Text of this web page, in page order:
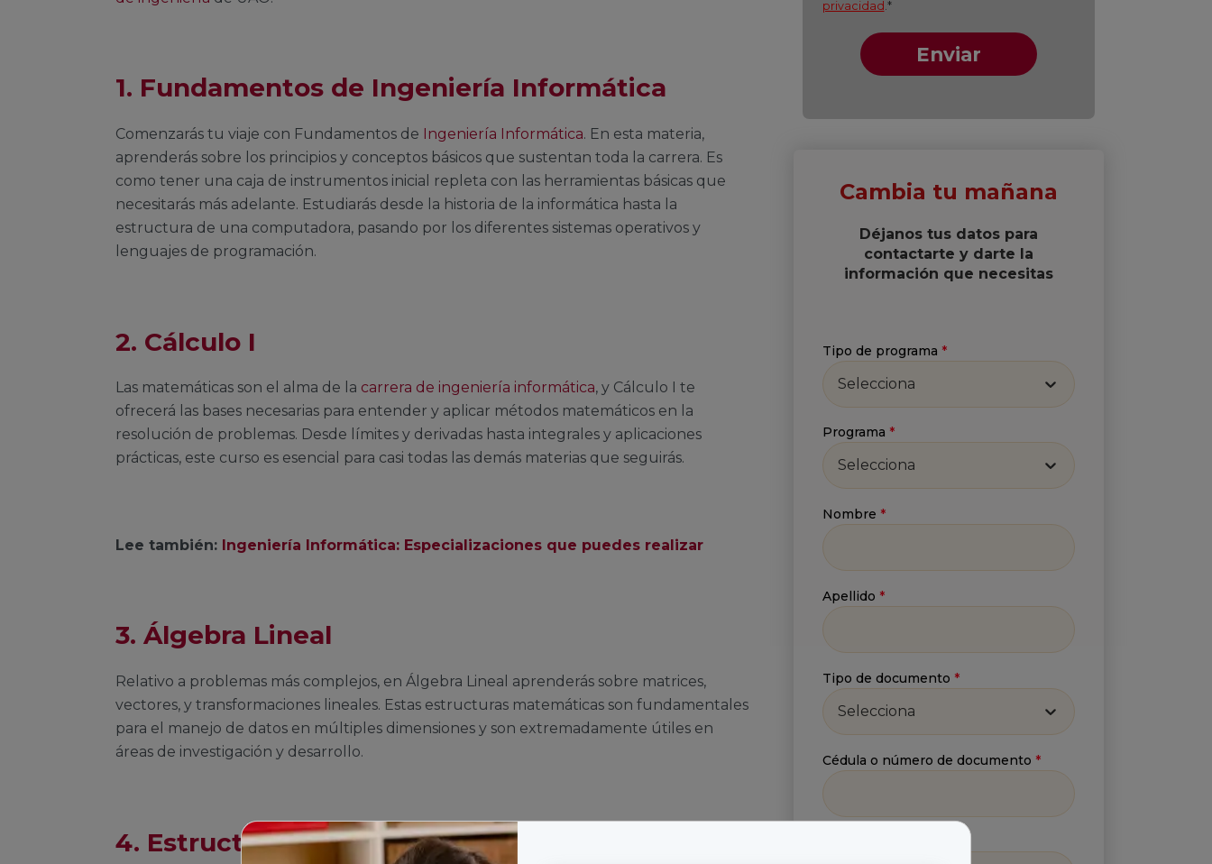
1. Fundamentos de Ingeniería Informática
Comenzarás tu viaje con Fundamentos de Ingeniería Informática. En esta materia,
aprenderás sobre los principios y conceptos básicos que sustentan toda la carrera. Es
como tener una caja de instrumentos inicial repleta con las herramientas básicas que
necesitarás más adelante. Estudiarás desde la historia de la informática hasta la
estructura de una computadora, pasando por los diferentes sistemas operativos y
lenguajes de programación.
2. Cálculo I
Las matemáticas son el alma de la carrera de ingeniería informática, y Cálculo I te
ofrecerá las bases necesarias para entender y aplicar métodos matemáticos en la
resolución de problemas. Desde límites y derivadas hasta integrales y aplicaciones
prácticas, este curso es esencial para casi todas las demás materias que seguirás.
Lee también: Ingeniería Informática: Especializaciones que puedes realizar
3. Álgebra Lineal
Relativo a problemas más complejos, en Álgebra Lineal aprenderás sobre matrices,
vectores, y transformaciones lineales. Estas estructuras matemáticas son fundamentales
para el manejo de datos en múltiples dimensiones y son extremadamente útiles en
áreas de investigación y desarrollo.
4. Estructura de Datos y Algoritmos I
He leído y acepto
Cambia tu mañana
Déjanos tus datos para
contactarte y darte la
información que necesitas
Tipo de programa *
Selecciona
Programa *
Selecciona
Nombre *
Apellido *
Tipo de documento *
Selecciona
Cédula o número de documento *